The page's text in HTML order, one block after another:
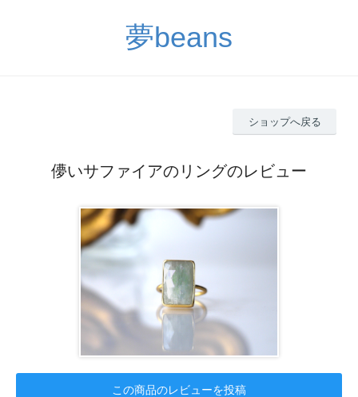
夢beans
ショップへ戻る
儚いサファイアのリングのレビュー
この商品のレビューを投稿